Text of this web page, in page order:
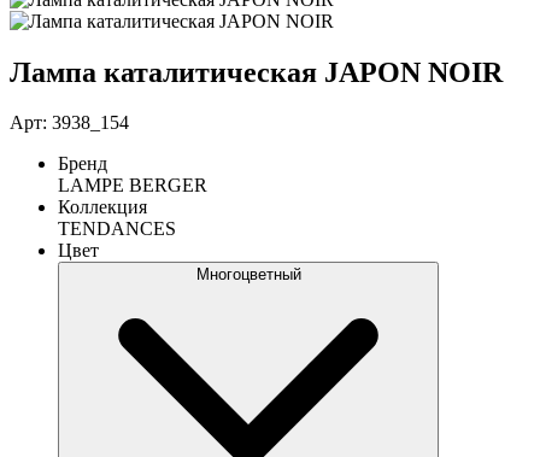
Лампа каталитическая JAPON NOIR
Арт: 3938_154
Бренд
LAMPE BERGER
Коллекция
TENDANCES
Цвет
Многоцветный